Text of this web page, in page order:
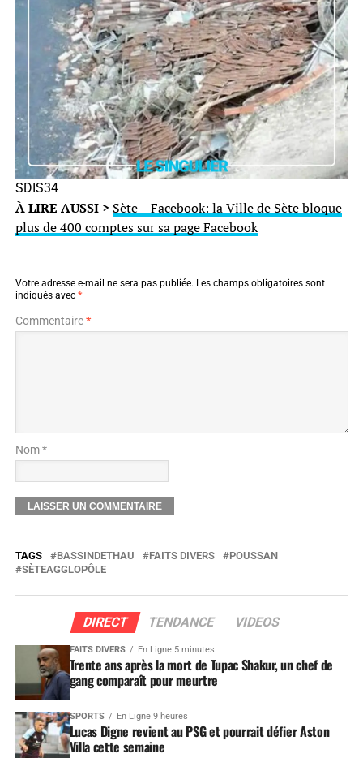
SDIS34
À LIRE AUSSI > Sète – Facebook: la Ville de Sète bloque
plus de 400 comptes sur sa page Facebook
Votre adresse e-mail ne sera pas publiée. Les champs obligatoires sont
indiqués avec *
Commentaire*
Nom *
TAGS BASSINDETHAU FAITS DIVERS
POUSSAN
SÈTEAGGLOPÔLE
DIRECT TENDANCE VIDEOS
FAITS DIVERS En Ligne 5 minutes
Trente ans après la mort de Tupac Shakur, un chef de
gang comparaît pour meurtre
SPORTS En Ligne 9 heures
Lucas Digne revient au PSG et pourrait défier Aston
Villa cette semaine